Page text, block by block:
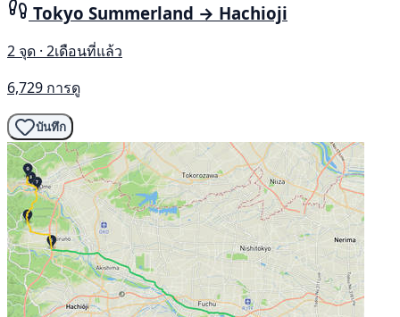
Tokyo Summerland → Hachioji
2 จุด · 2เดือนที่แล้ว
6,729 การดู
บันทึก